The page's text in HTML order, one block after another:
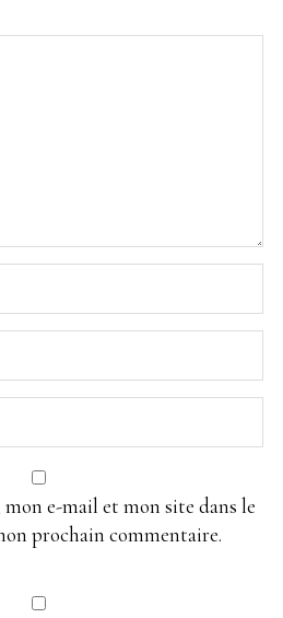
e-mail et mon site dans le
prochain commentaire.